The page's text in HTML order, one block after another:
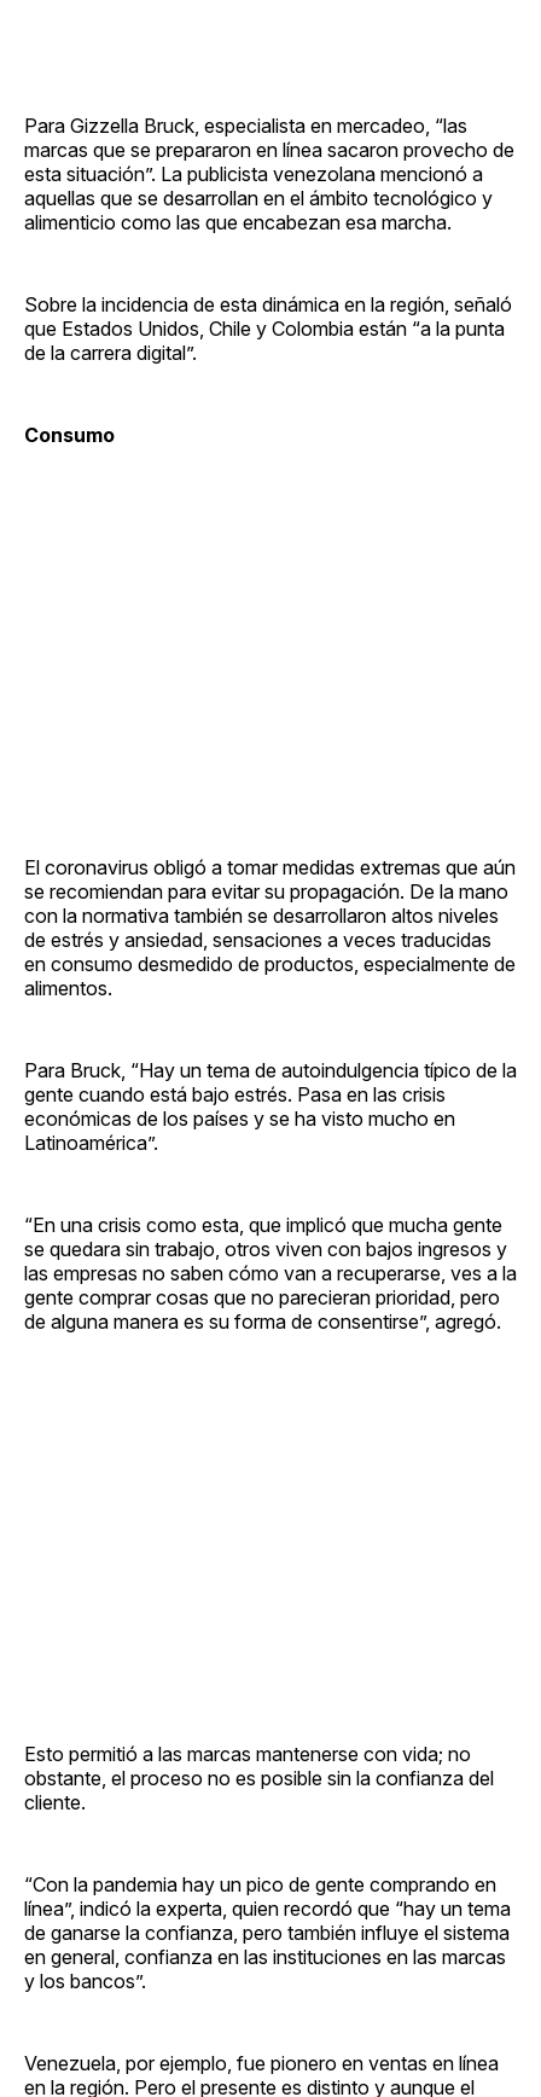
Para Gizzella Bruck, especialista en mercadeo, “las
marcas que se prepararon en línea sacaron provecho de
esta situación”. La publicista venezolana mencionó a
aquellas que se desarrollan en el ámbito tecnológico y
alimenticio como las que encabezan esa marcha.
Sobre la incidencia de esta dinámica en la región, señaló
que Estados Unidos, Chile y Colombia están “a la punta
de la carrera digital”.
Consumo
El coronavirus obligó a tomar medidas extremas que aún
se recomiendan para evitar su propagación. De la mano
con la normativa también se desarrollaron altos niveles
de estrés y ansiedad, sensaciones a veces traducidas
en consumo desmedido de productos, especialmente de
alimentos.
Para Bruck, “Hay un tema de autoindulgencia típico de la
gente cuando está bajo estrés. Pasa en las crisis
económicas de los países y se ha visto mucho en
Latinoamérica”.
“En una crisis como esta, que implicó que mucha gente
se quedara sin trabajo, otros viven con bajos ingresos y
las empresas no saben cómo van a recuperarse, ves a la
gente comprar cosas que no parecieran prioridad, pero
de alguna manera es su forma de consentirse”, agregó.
Esto permitió a las marcas mantenerse con vida; no
obstante, el proceso no es posible sin la confianza del
cliente.
“Con la pandemia hay un pico de gente comprando en
línea”, indicó la experta, quien recordó que “hay un tema
de ganarse la confianza, pero también influye el sistema
en general, confianza en las instituciones en las marcas
y los bancos”.
Venezuela, por ejemplo, fue pionero en ventas en línea
en la región. Pero el presente es distinto y aunque el